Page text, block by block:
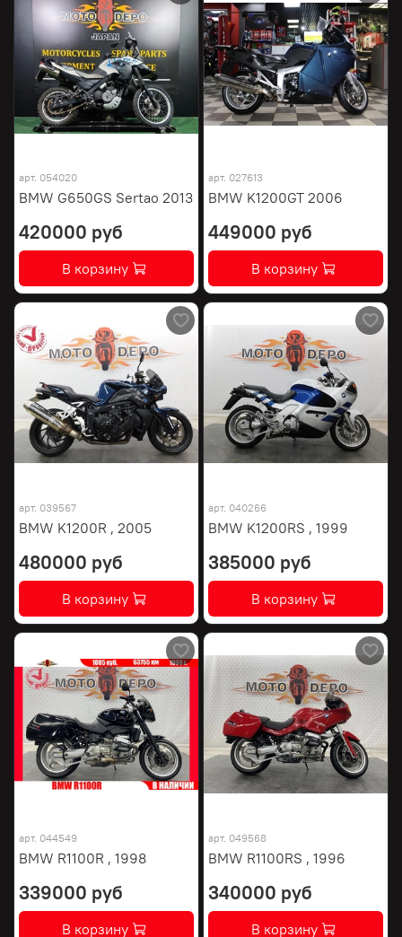
арт. 054020
BMW G650GS Sertao 2013
420000 руб
В корзину
арт. 027613
BMW K1200GT 2006
449000 руб
В корзину
арт. 039567
BMW K1200R , 2005
480000 руб
В корзину
арт. 040266
BMW K1200RS , 1999
385000 руб
В корзину
арт. 044549
BMW R1100R , 1998
339000 руб
В корзину
арт. 049568
BMW R1100RS , 1996
340000 руб
В корзину